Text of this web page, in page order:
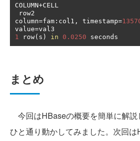
COLUMN+CELL
column=fam : col1 , timestamp=
value=
1 row( s ) in 0.0250 seconds
まとめ
今回はHBaseの概要を簡単に解
ひと通り動かしてみました。次回